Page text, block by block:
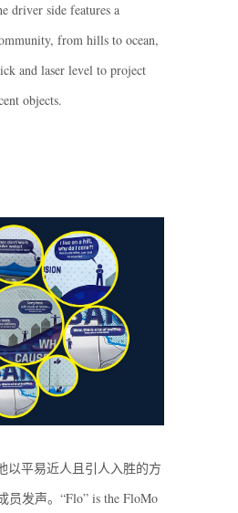
driver side features a
from hills to ocean,
and laser level to project
objects.
以平易近人且引人入胜的方
发声。“Flo” is the FloMo